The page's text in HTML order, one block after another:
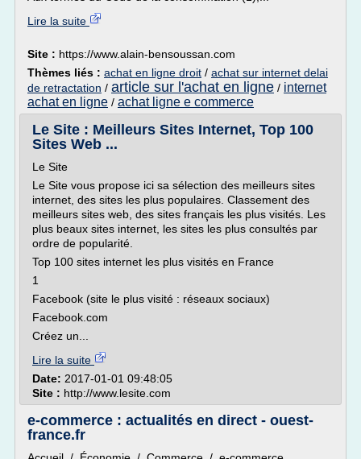
Lire la suite
Site : https://www.alain-bensoussan.com
Thèmes liés : achat en ligne droit / achat sur internet delai
de retractation / article sur l'achat en ligne / internet
achat en ligne / achat ligne e commerce
Le Site : Meilleurs Sites Internet, Top 100
Sites Web ...
Le Site
Le Site vous propose ici sa sélection des meilleurs sites
internet, des sites les plus populaires. Classement des
meilleurs sites web, des sites français les plus visités. Les
plus beaux sites internet, les sites les plus consultés par
ordre de popularité.
Top 100 sites internet les plus visités en France
1
Facebook (site le plus visité : réseaux sociaux)
Facebook.com
Créez un...
Lire la suite
Date: 2017-01-01 09:48:05
Site : http://www.lesite.com
e-commerce : actualités en direct - ouest-
france.fr